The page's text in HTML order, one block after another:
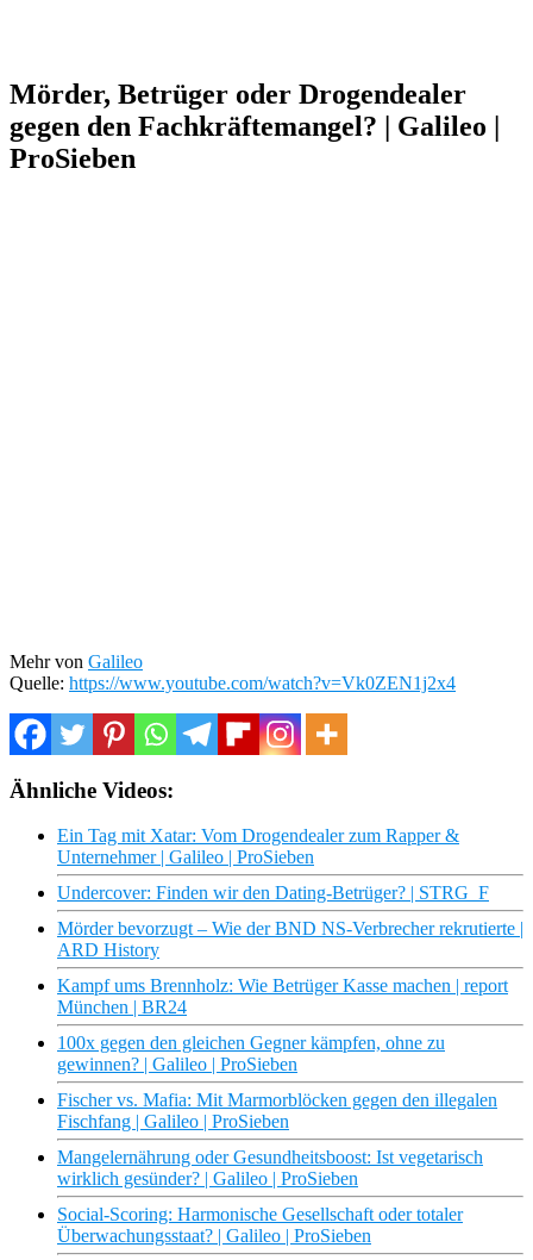
Mörder, Betrüger oder Drogendealer
gegen den Fachkräftemangel? | Galileo |
ProSieben
Mehr von Galileo
Quelle: https://www.youtube.com/watch?v=Vk0ZEN1j2x4
Ähnliche Videos:
Ein Tag mit Xatar: Vom Drogendealer zum Rapper &
Unternehmer | Galileo | ProSieben
Undercover: Finden wir den Dating-Betrüger? | STRG_F
Mörder bevorzugt – Wie der BND NS-Verbrecher rekrutierte |
ARD History
Kampf ums Brennholz: Wie Betrüger Kasse machen | report
München | BR24
100x gegen den gleichen Gegner kämpfen, ohne zu
gewinnen? | Galileo | ProSieben
Fischer vs. Mafia: Mit Marmorblöcken gegen den illegalen
Fischfang | Galileo | ProSieben
Mangelernährung oder Gesundheitsboost: Ist vegetarisch
wirklich gesünder? | Galileo | ProSieben
Social-Scoring: Harmonische Gesellschaft oder totaler
Überwachungsstaat? | Galileo | ProSieben